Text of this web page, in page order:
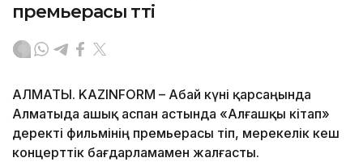
премьерасы өтті
АЛМАТЫ. KAZINFORM – Абай күні қарсаңында
Алматыда ашық аспан астында «Алғашқы кітап»
деректі фильмінің премьерасы өтіп, мерекелік кеш
концерттік бағдарламамен жалғасты.